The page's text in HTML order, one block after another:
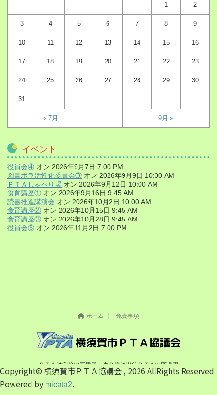
1 2
3 4 5 6 7 8 9
10 11 12 13 14 15 16
17 18 19 20 21 22 23
24 25 26 27 28 29 30
31
« 7月 9月 »
イベント
役員会④ オン 2026年9月7日 7:00 PM
図書ボラ活性化委員会③ オン 2026年9月9日 10:00 AM
ＰＴＡしゃべり場 オン 2026年9月12日 10:00 AM
食育講座① オン 2026年9月16日 9:45 AM
読書推進講演会 オン 2026年10月2日 10:00 AM
食育講座② オン 2026年10月15日 9:45 AM
食育講座③ オン 2026年10月28日 9:45 AM
役員会⑤ オン 2026年11月2日 7:00 PM
ホーム 免責事項
～ＰＴＡは学校の応援団・市Ｐ協は単位ＰＴＡの応援団～
Copyright © 2026
Copyright© 横須賀市ＰＴＡ協議会 , 2026 AllRights Reserved
Powered by micata2.